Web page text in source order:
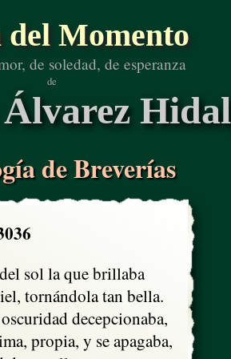
del Momento
de soledad, de esperanza
de
de Breverías
sol la que brillaba
tornándola tan bella.
decepcionaba,
propia, y se apagaba,